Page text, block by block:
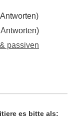
Antworten)
passiven
es bitte als: